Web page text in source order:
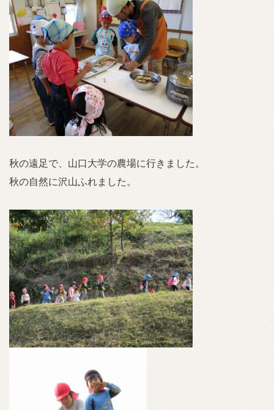
秋の遠足で、山口大学の農場に行きました。
秋の自然に沢山ふれました。